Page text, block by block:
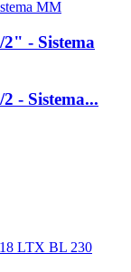
- Sistema
- Sistema...